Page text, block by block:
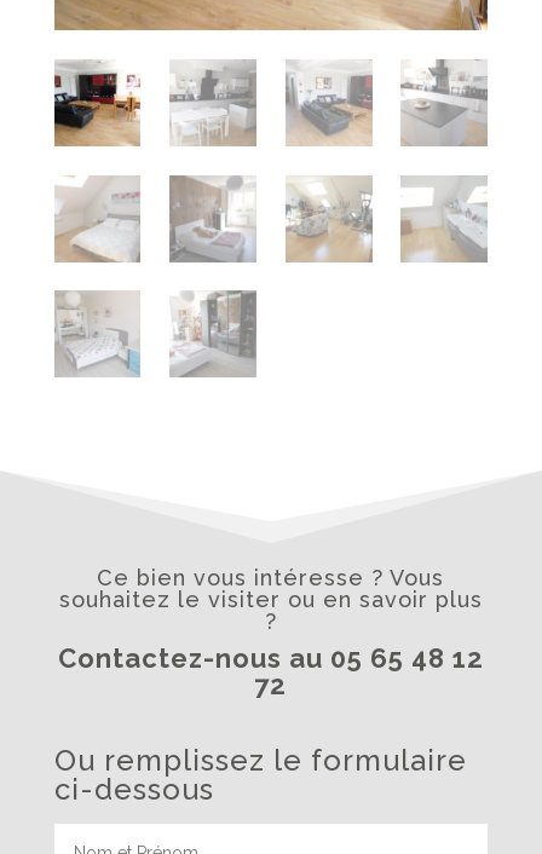
Ce bien vous intéresse ? Vous
souhaitez le visiter ou en savoir plus
?
Contactez-nous au 05 65 48 12
72
Ou remplissez le formulaire
ci-dessous